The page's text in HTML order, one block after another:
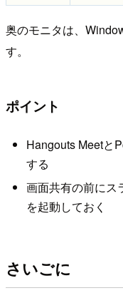
奥のモニタは、
す。
ポイント
Hangouts Meetと
する
画面共有の前にス
を起動しておく
さいごに